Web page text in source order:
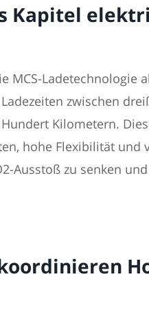
Kapitel
MCS-
zwischen
Kilometern.
hohe Flexibilität und
Ausstoß zu senken